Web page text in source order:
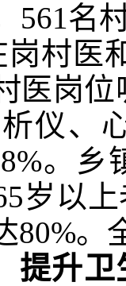
561名
岗村医
医岗
仪、
。
岁以
80%。
提升